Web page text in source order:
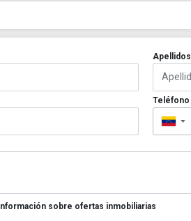
Apellidos
Teléfono
▼
sobre ofertas inmobiliarias